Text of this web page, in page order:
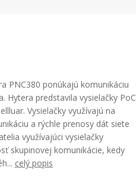
PNC380 ponúkajú komunikáciu
Hytera predstavila vysielačky PoC
Vysielačky využívajú na
a rýchle prenosy dát siete
využívajúci vysielačky
skupinovej komunikácie, kedy
celý popis